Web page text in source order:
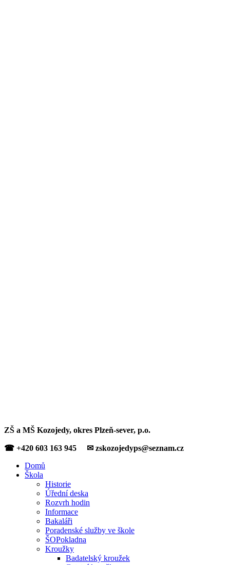
ZŠ a MŠ Kozojedy, okres Plzeň-sever, p.o.
☎ +420 603 163 945 ✉ zskozojedyps@seznam.cz
Domů
Škola
Historie
Úřední deska
Rozvrh hodin
Informace
Bakaláři
Poradenské služby ve škole
ŠOPokladna
Kroužky
Badatelský kroužek